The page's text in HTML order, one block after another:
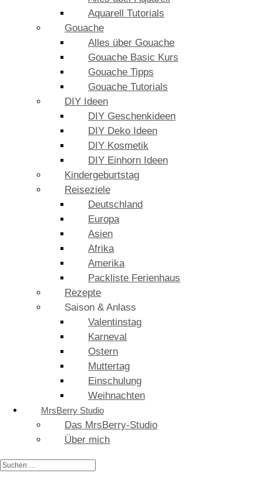
Aquarell Tutorials
Gouache
Alles über Gouache
Gouache Basic Kurs
Gouache Tipps
Gouache Tutorials
DIY Ideen
DIY Geschenkideen
DIY Deko Ideen
DIY Kosmetik
DIY Einhorn Ideen
Kindergeburtstag
Reiseziele
Deutschland
Europa
Asien
Afrika
Amerika
Packliste Ferienhaus
Rezepte
Saison & Anlass
Valentinstag
Karneval
Ostern
Muttertag
Einschulung
Weihnachten
MrsBerry Studio
Das MrsBerry-Studio
Über mich